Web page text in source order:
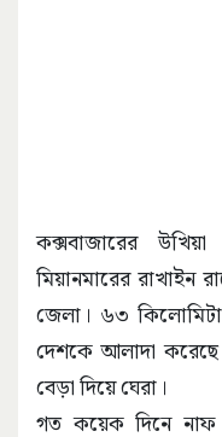
কক্সবাজারের
মিয়ানমারের রাখাইন
জেলা। ৬৩
দেশকে আলাদা করেছে।
বেড়া দিয়ে ঘেরা।
গত কয়েক দিনে নাফ